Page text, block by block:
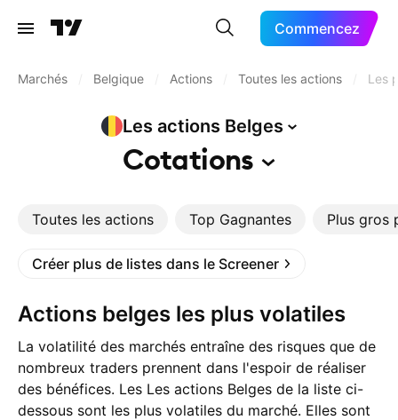
Commencez
Marchés Belgique Actions Toutes les actions Les
Les actions Belges
Cotations
Toutes les actions Top Gagnantes Plus gros
Créer plus de listes dans le Screener
Actions belges les plus volatiles
La volatilité des marchés entraîne des risques que de
nombreux traders prennent dans l'espoir de réaliser
des bénéfices. Les Les actions Belges de la liste ci-
dessous sont les plus volatiles du marché. Elles sont